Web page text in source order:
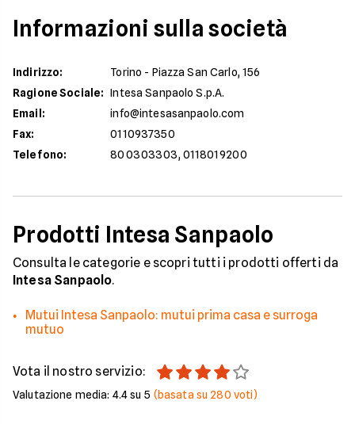
Informazioni sulla società
Indirizzo:
Torino - Piazza San Carlo, 156
Ragione Sociale: Intesa Sanpaolo S.p.A.
Email :
info@intesasanpaolo.com
Fax:
0110937350
Telefono: 800303303, 0118019200
Prodotti Intesa Sanpaolo
Consulta le categorie e scopri tutti i prodotti offerti da
Intesa Sanpaolo.
Mutui Intesa Sanpaolo: mutui prima casa e surroga
mutuo
Vota il nostro servizio:
Valutazione media: 4.4su 5 (basata su 280 voti)